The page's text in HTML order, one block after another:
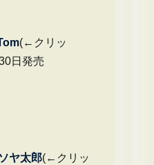
(←クリッ
日発売
ヤ太郎(←クリッ